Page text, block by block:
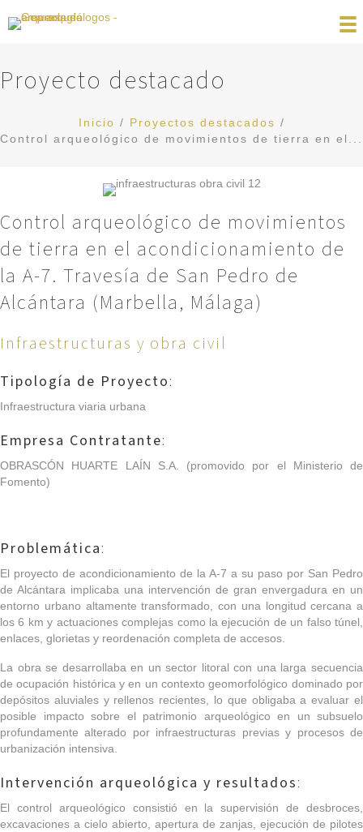
Proyecto destacado
Inicio / Proyectos destacados /
Control arqueológico de movimientos de tierra en el...
Control arqueológico de movimientos
de tierra en el acondicionamiento de
la A-7. Travesía de San Pedro de
Alcántara (Marbella, Málaga)
Infraestructuras y obra civil
Tipología de Proyecto:
Infraestructura viaria urbana
Empresa Contratante:
OBRASCÓN HUARTE LAÍN S.A.
(promovido por el Ministerio de
Fomento)
Problemática:
El proyecto de acondicionamiento de la A-7 a su paso por San Pedro
de Alcántara implicaba una intervención de gran envergadura en un
entorno urbano altamente transformado, con una longitud cercana a
los 6 km y actuaciones complejas como la ejecución de un falso túnel,
enlaces, glorietas y reordenación completa de accesos.
La obra se desarrollaba en un sector litoral con una larga secuencia
de ocupación histórica y en un contexto geomorfológico dominado por
depósitos aluviales y rellenos recientes, lo que obligaba a evaluar el
posible impacto sobre el patrimonio arqueológico en un subsuelo
profundamente alterado por infraestructuras previas y procesos de
urbanización intensiva.
Intervención arqueológica y resultados:
El control arqueológico consistió en la supervisión de desbroces,
excavaciones a cielo abierto, apertura de zanjas, ejecución de pilotes